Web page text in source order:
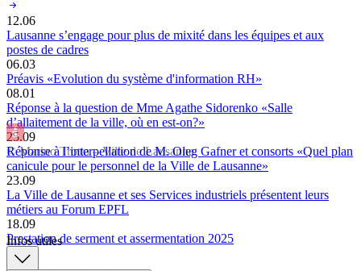
© Marino Trotta – Ville de Lausanne
12.06
Lausanne s’engage pour plus de mixité dans les équipes et aux
postes de cadres
06.03
Préavis «Evolution du système d'information RH»
08.01
Réponse à la question de Mme Agathe Sidorenko «Salle
d’allaitement de la ville, où en est-on?»
25.09
Réponse à l’interpellation de M. Oleg Gafner et consorts «Quel plan
canicule pour le personnel de la Ville de Lausanne»
23.09
La Ville de Lausanne et ses Services industriels présentent leurs
métiers au Forum EPFL
18.09
Prestation de serment et assermentation 2025
Infos utiles